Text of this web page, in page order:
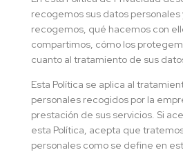
recogemos sus datos personales
recogemos, qué hacemos con
compartimos, cómo los
cuanto al tratamiento de sus
Esta Política se aplica al
personales recogidos por la
prestación de sus servicios. Si
esta Política, acepta que
personales como se define en